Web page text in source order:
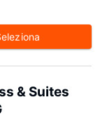
& Suites